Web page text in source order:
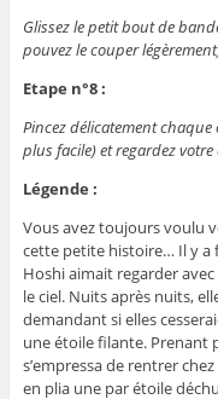
Glissez le petit bout de
pouvez le couper
Etape n°8 :
Pincez délicatement chaque
plus facile) et regardez
Légende :
Vous avez toujours voulu
cette petite histoire… Il y a
Hoshi aimait regarder
le ciel. Nuits après nuits,
demandant si elles
une étoile filante. Prenant
s’empressa de rentrer
en plia une par étoile